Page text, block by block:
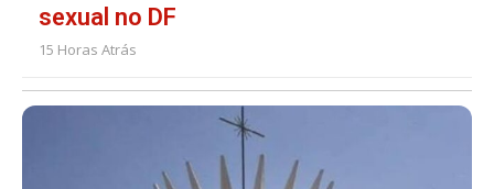
sexual no DF
15 Horas Atrás